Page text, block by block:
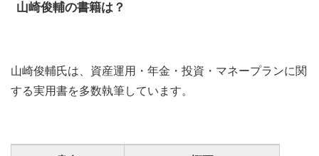
山崎俊輔の書籍は？
山崎俊輔氏は、資産運用・年金・投資・マネープランに関
する実用書を多数執筆しています。